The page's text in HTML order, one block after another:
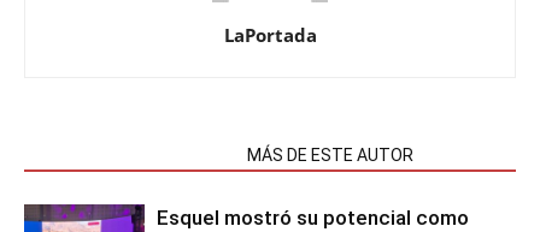
LaPortada
MÁS DE ESTE AUTOR
Esquel mostró su potencial como